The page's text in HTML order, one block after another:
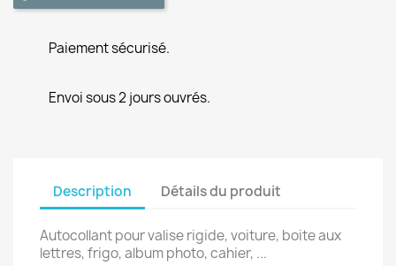
Paiement sécurisé.
Envoi sous 2 jours ouvrés.
Description Détails du produit
Autocollant pour valise rigide, voiture, boite aux
lettres, frigo, album photo, cahier, ...